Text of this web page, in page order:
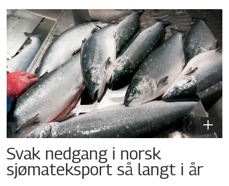
Svak nedgang i norsk
sjømateksport så langt i år